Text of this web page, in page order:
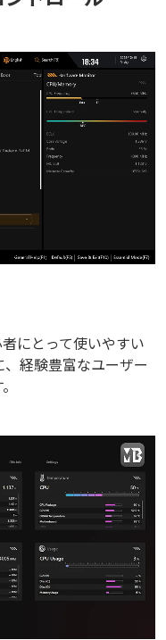
にとって使いやすい
経験豊富なユーザー